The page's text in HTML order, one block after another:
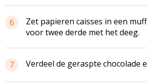
6 Zet papieren caisses in een
voor twee derde met het deeg.
7 Verdeel de geraspte chocolade